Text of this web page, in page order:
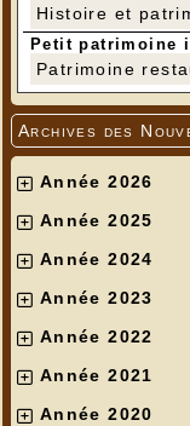
Histoire et
Petit patrimoine
Patrimoine
Archives des
Année 2026
Année 2025
Année 2024
Année 2023
Année 2022
Année 2021
Année 2020